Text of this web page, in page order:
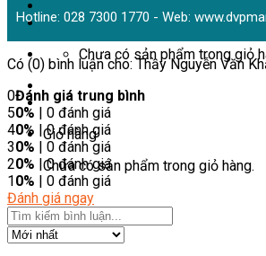
Chưa có sản phẩm trong giỏ
Giỏ hàng
Chưa có sản phẩm trong giỏ hàng.
Hotline: 028 7300 1770 - Web:
Có (0) bình luận cho: Thầy Nguyễn Văn
0Đánh giá trung bình
50% | 0 đánh giá
40% | 0 đánh giá
30% | 0 đánh giá
20% | 0 đánh giá
10% | 0 đánh giá
Đánh giá ngay